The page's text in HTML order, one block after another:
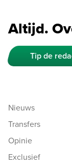
Altijd.
Tip de
Nieuws
Transfers
Opinie
Exclusief